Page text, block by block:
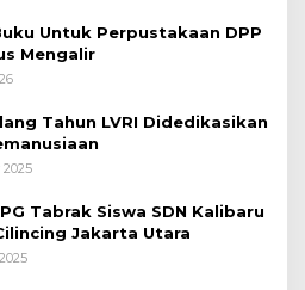
Untuk Perpustakaan DPP
Mengalir
Tahun LVRI Didedikasikan
Tabrak Siswa SDN Kalibaru
Jakarta Utara